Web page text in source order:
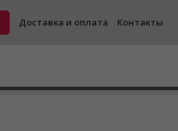
Доставка и оплата Контакты